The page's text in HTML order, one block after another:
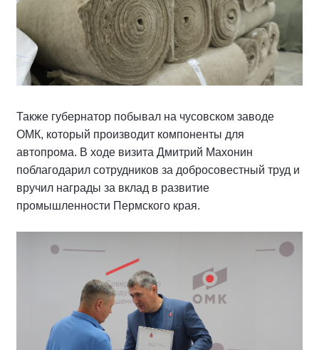
Также губернатор побывал на чусовском заводе
ОМК, который производит компоненты для
автопрома. В ходе визита Дмитрий Махонин
поблагодарил сотрудников за добросовестный труд и
вручил награды за вклад в развитие
промышленности Пермского края.